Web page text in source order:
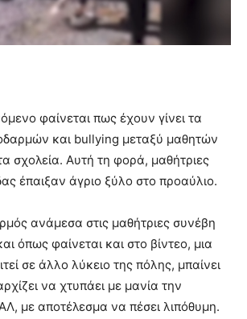
φαίνεται πως έχουν γίνει τα
και bullying μεταξύ μαθητών
σχολεία. Αυτή τη φορά, μαθήτριες
έπαιξαν άγριο ξύλο στο προαύλιο.
ανάμεσα στις μαθήτριες συνέβη
όπως φαίνεται και στο βίντεο, μια
σε άλλο λύκειο της πόλης, μπαίνει
να χτυπάει με μανία την
με αποτέλεσμα να πέσει λιπόθυμη.